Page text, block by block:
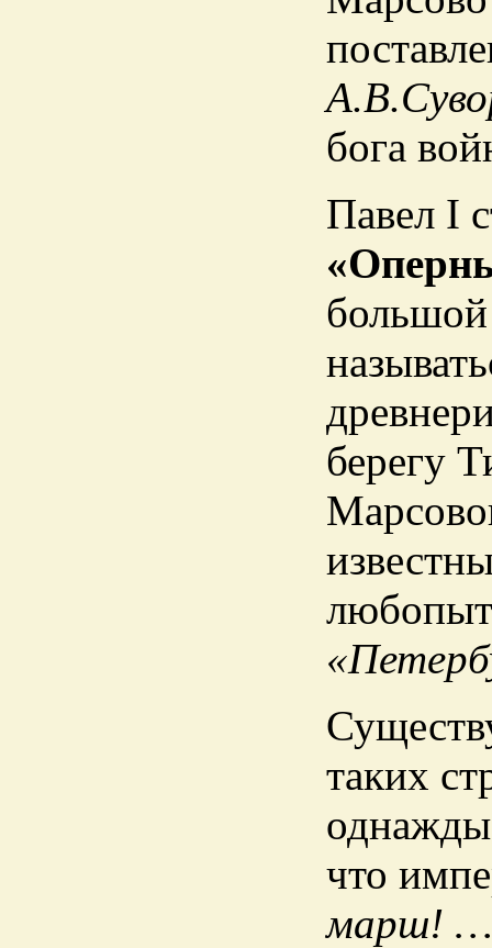
бога
Павел I
большой
берегу
таких
что
марш! …